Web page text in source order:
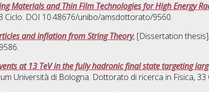
Materials and Thin Film Technologies for High Energy
Ciclo. DOI 10.48676/unibo/amsdottorato/9560.
and inflation from String Theory, [Dissertation
at 13 TeV in the fully hadronic final state targeting
Università di Bologna. Dottorato di ricerca in Fisica,